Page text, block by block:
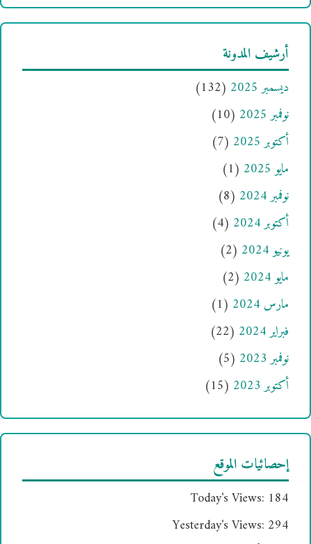
أرشيف المدونة
ديسمبر 2025
(132)
نوفمبر 2025
(10)
أكتوبر 2025
(7)
مايو 2025
(1)
نوفمبر 2024
(8)
أكتوبر 2024
(4)
يونيو 2024
(2)
مايو 2024
(2)
مارس 2024
(1)
فبراير 2024
(22)
نوفمبر 2023
(5)
أكتوبر 2023
(15)
إحصائيات الموقع
Today's Views: 184
Yesterday's Views: 294